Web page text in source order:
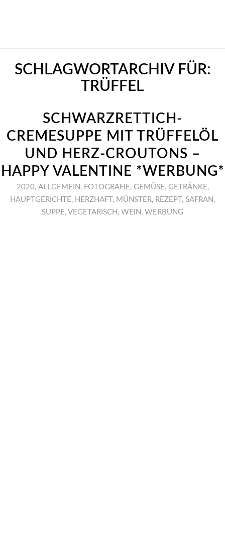
SCHLAGWORTARCHIV FÜR:
TRÜFFEL
SCHWARZRETTICH-
CREMESUPPE MIT TRÜFFELÖL
UND HERZ-CROUTONS –
HAPPY VALENTINE *WERBUNG*
2020, ALLGEMEIN , FOTOGRAFIE, GEMÜSE, GETRÄNKE,
HAUPTGERICHTE, HERZHAFT , MÜNSTER, REZEPT , SAFRAN ,
SUPPE, VEGETARISCH , WEIN , WERBUNG